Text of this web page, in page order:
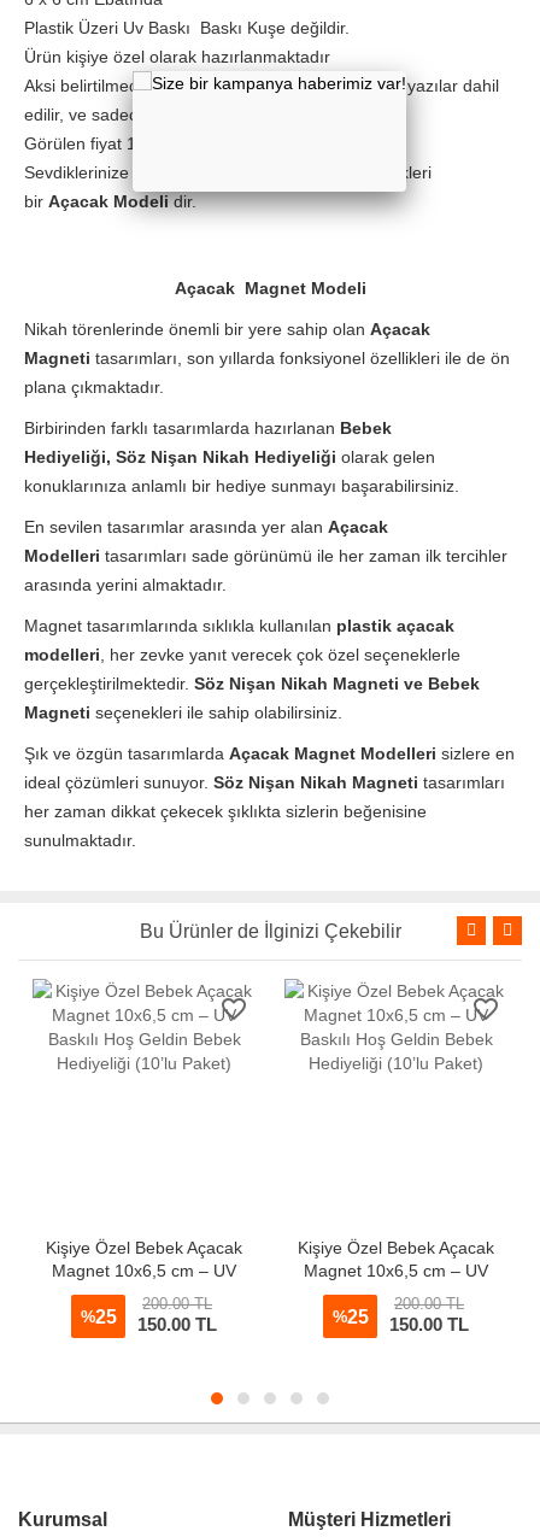
Plastik Üzeri Uv Baskı Baskı Kuşe değildir.
Ürün kişiye özel olarak hazırlanmaktadır
Aksi belirtilmediği sürece ürün görselindeki söz ve yazılar dahil
edilir, ve sadece İsim kısmı değiştirilir
Görülen fiyat 10 adet için geçerlidir.
Sevdiklerinize sizden bir anı olarak saklaya bilecekleri
bir Açacak Modelidir.
Açacak Magnet Modeli
Nikah törenlerinde önemli bir yere sahip olan Açacak
Magneti tasarımları, son yıllarda fonksiyonel özellikleri ile de ön
plana çıkmaktadır.
Birbirinden farklı tasarımlarda hazırlanan Bebek
Hediyeliği, Söz Nişan Nikah Hediyeliği olarak gelen
konuklarınıza anlamlı bir hediye sunmayı başarabilirsiniz.
En sevilen tasarımlar arasında yer alan Açacak
Modelleri tasarımları sade görünümü ile her zaman ilk tercihler
arasında yerini almaktadır.
Magnet tasarımlarında sıklıkla kullanılan plastik açacak
modelleri , her zevke yanıt verecek çok özel seçeneklerle
gerçekleştirilmektedir. Söz Nişan Nikah Magneti ve Bebek
Magneti seçenekleri ile sahip olabilirsiniz.
Şık ve özgün tasarımlarda Açacak Magnet Modelleri sizlere en
ideal çözümleri sunuyor. Söz Nişan Nikah Magneti tasarımları
her zaman dikkat çekecek şıklıkta sizlerin beğenisine
sunulmaktadır.
Bu Ürünler de İlginizi Çekebilir
favorite_border
Kişiye Özel Bebek Açacak
Magnet 10x6,5 cm – UV
Baskılı Hoş Geldin Bebek
Hediyeliği (10’lu Paket)
%25
200.00 TL
150.00 TL
favorite_border
Kişiye Özel Bebek Açacak
Magnet 10x6,5 cm – UV
Baskılı Hoş Geldin Bebek
Hediyeliği (10’lu Paket)
%25
200.00 TL
150.00 TL
Kurumsal Müşteri Hizmetleri